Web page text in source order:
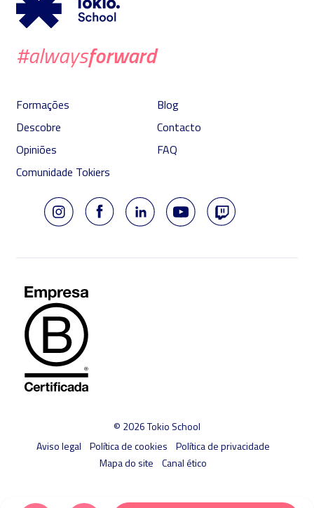
#alwaysforward
Formações
Descobre
Opiniões
Comunidade Tokiers
Blog
Contacto
FAQ
© 2026 Tokio School
Aviso legal
Política de cookies
Política de privacidade
Mapa do site
Canal ético